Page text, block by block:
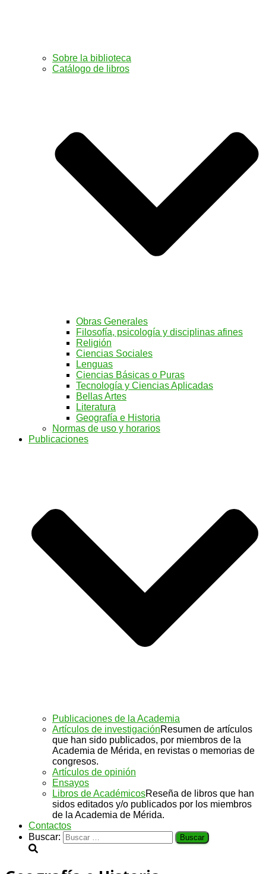
Sobre la biblioteca
Catálogo de libros
Obras Generales
Filosofía, psicología y disciplinas afines
Religión
Ciencias Sociales
Lenguas
Ciencias Básicas o Puras
Tecnología y Ciencias Aplicadas
Bellas Artes
Literatura
Geografía e Historia
Normas de uso y horarios
Publicaciones
Publicaciones de la Academia
Artículos de investigaciónResumen de artículos
que han sido publicados, por miembros de la
Academia de Mérida, en revistas o memorias de
congresos.
Artículos de opinión
Ensayos
Libros de AcadémicosReseña de libros que han
sidos editados y/o publicados por los miembros
de la Academia de Mérida.
Contactos
Buscar: